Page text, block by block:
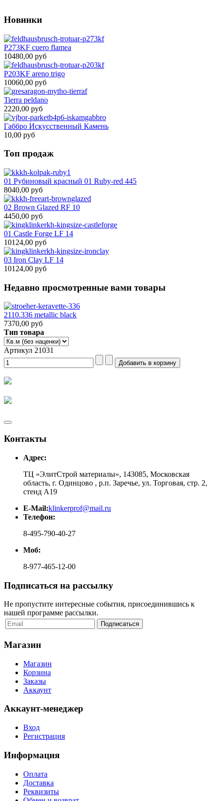
Новинки
P273KF cuero flamea
10480,00 руб
P203KF areno trigo
10060,00 руб
Tierra peldano
2220,00 руб
Габбро Искусственный Камень
10,00 руб
Топ продаж
01 Рубиновый красный 01 Ruby-red 445
8040,00 руб
02 Brown Glazed RF 10
4450,00 руб
01 Castle Forge LF 14
10124,00 руб
03 Iron Clay LF 14
10124,00 руб
Недавно просмотренные вами товары
2110.336 metallic black
7370,00 руб
Тип товара
Артикул 21031
Контакты
Адрес:
ТЦ «ЭлитСтрой материалы», 143085, Московская
область, г. Одинцово , р.п. Заречье, ул. Торговая, стр. 2,
стенд А19
E-Mail:klinkerprof@mail.ru
Телефон:
8-495-790-40-27
Моб:
8-977-465-12-00
Подписаться на рассылку
Не пропустите интересные события, присоединившись к
нашей программе рассылки.
Магазин
Магазин
Корзина
Заказы
Аккаунт
Аккаунт-менеджер
Вход
Регистрация
Информация
Оплата
Доставка
Реквизиты